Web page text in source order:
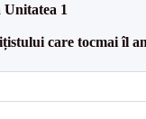
1
care tocmai îl